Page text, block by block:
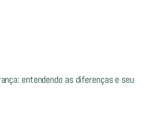
entendendo as diferenças e seu